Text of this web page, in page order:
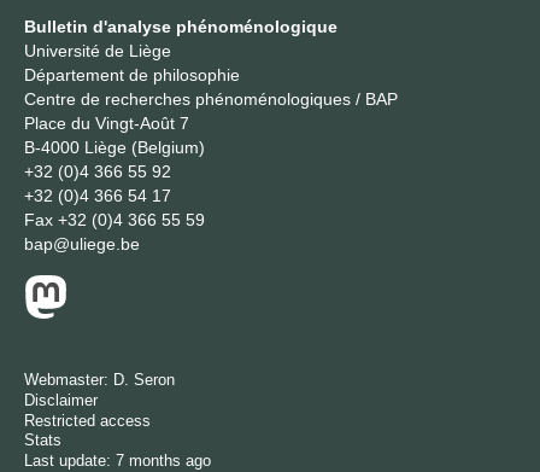
Bulletin d'analyse phénoménologique
Université de Liège
Département de philosophie
Centre de recherches phénoménologiques / BAP
Place du Vingt-Août 7
B-4000 Liège (Belgium)
+32 (0)4 366 55 92
+32 (0)4 366 54 17
Fax +32 (0)4 366 55 59
bap@uliege.be
Webmaster: D. Seron
Disclaimer
Restricted access
Stats
Last update: 7 months ago